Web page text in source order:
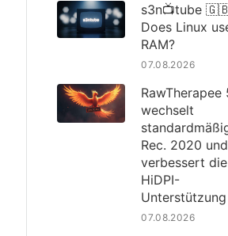
s3n📺tube
Does Linux
RAM?
07.08.2026
RawTherapee
wechselt
Rec. 2020 und
verbessert die
HiDPI-
Unterstützung
07.08.2026